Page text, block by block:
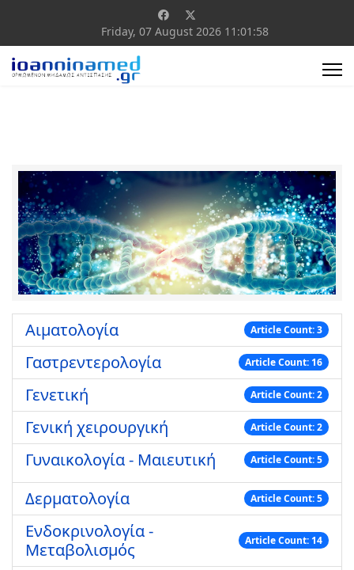
Friday, 07 August 2026 11:01:58
Αιματολογία Article Count: 3
Γαστρεντερολογία Article Count: 16
Γενετική Article Count: 2
Γενική χειρουργική Article Count: 2
Γυναικολογία - Μαιευτική Article Count: 5
Δερματολογία Article Count: 5
Ενδοκρινολογία -
Μεταβολισμός
Article Count: 14